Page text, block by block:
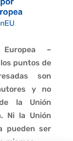
–
puntos de
son
y no
la Unión
Ni la Unión
pueden ser